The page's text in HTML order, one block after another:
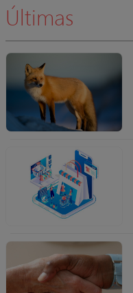
Últimas